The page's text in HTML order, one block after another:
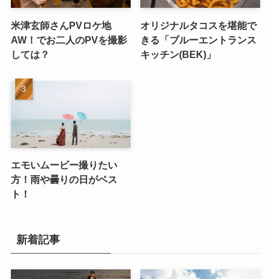
米津玄師さんPVロケ地
AW！でお二人のPVを撮影
しては？
オリジナルタコスを堪能で
きる「ブルーエントランス
キッチン(BEK)」
エモいムービー撮りたい
方！雨や曇りの日がベス
ト！
新着記事